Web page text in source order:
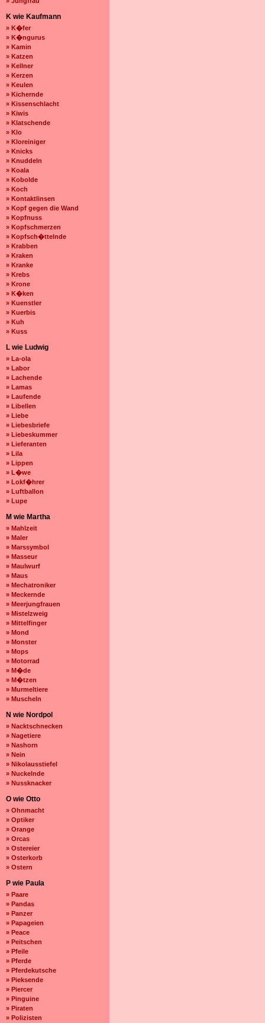
K wie Kaufmann
» K�fer
» K�ngurus
» Kamin
» Katzen
» Kellner
» Kerzen
» Keulen
» Kichernde
» Kissenschlacht
» Kiwis
» Klatschende
» Klo
» Kloreiniger
» Knicks
» Knuddeln
» Koala
» Kobolde
» Koch
» Kontaktlinsen
» Kopf gegen die Wand
» Kopfnuss
» Kopfschmerzen
» Kopfsch�ttelnde
» Krabben
» Kraken
» Kranke
» Krebs
» Krone
» K�ken
» Kuenstler
» Kuerbis
» Kuh
» Kuss
L wie Ludwig
» La-ola
» Labor
» Lachende
» Lamas
» Laufende
» Libellen
» Liebe
» Liebesbriefe
» Liebeskummer
» Lieferanten
» Lila
» Lippen
» L�we
» Lokf�hrer
» Luftballon
» Lupe
M wie Martha
» Mahlzeit
» Maler
» Marssymbol
» Masseur
» Maulwurf
» Maus
» Mechatroniker
» Meckernde
» Meerjungfrauen
» Mistelzweig
» Mittelfinger
» Mond
» Monster
» Mops
» Motorrad
» M�de
» M�tzen
» Murmeltiere
» Muscheln
N wie Nordpol
» Nacktschnecken
» Nagetiere
» Nashorn
» Nein
» Nikolausstiefel
» Nuckelnde
» Nussknacker
O wie Otto
» Ohnmacht
» Optiker
» Orange
» Orcas
» Ostereier
» Osterkorb
» Ostern
P wie Paula
» Paare
» Pandas
» Panzer
» Papageien
» Peace
» Peitschen
» Pfeile
» Pferde
» Pferdekutsche
» Pieksende
» Piercer
» Pinguine
» Piraten
» Polizisten